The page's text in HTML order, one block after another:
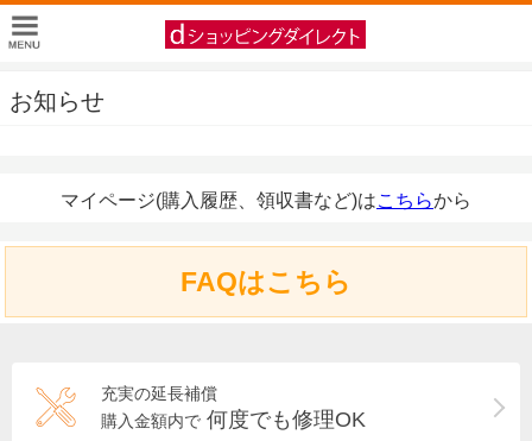
お知らせ
マイページ(購入履歴、領収書など)はこちらから
FAQはこちら
充実の延長補償
購入金額内で 何度でも修理OK